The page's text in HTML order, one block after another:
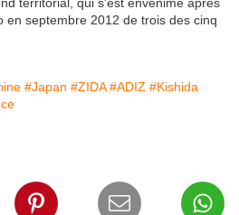
en septembre 2012 de trois des cinq
#Japan #ZIDA #ADIZ #Kishida